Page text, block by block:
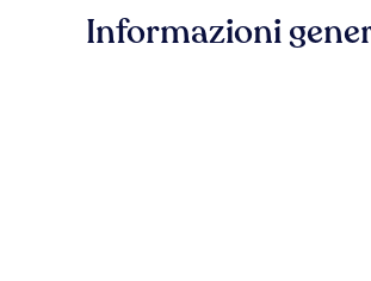
Informazioni